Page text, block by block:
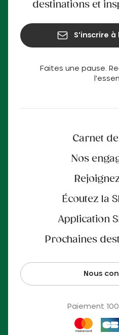
Faites une pause.
Carnet
Nos
Écoutez la
Application
Prochaines
Nous
Paiement
destinations et
S'inscrire